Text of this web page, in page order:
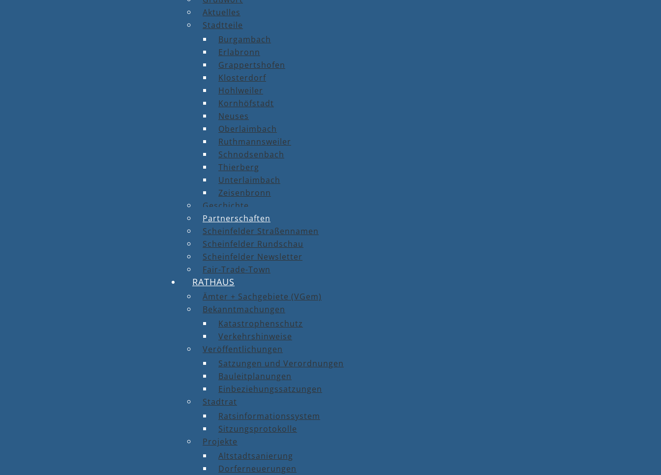
Aktuelles
Stadtteile
Burgambach
Erlabronn
Grappertshofen
Klosterdorf
Hohlweiler
Kornhöfstadt
Neuses
Oberlaimbach
Ruthmannsweiler
Schnodsenbach
Thierberg
Unterlaimbach
Zeisenbronn
Geschichte
Partnerschaften
Scheinfelder Straßennamen
Scheinfelder Rundschau
Scheinfelder Newsletter
Fair-Trade-Town
RATHAUS
Ämter + Sachgebiete (VGem)
Bekanntmachungen
Katastrophenschutz
Verkehrshinweise
Veröffentlichungen
Satzungen und Verordnungen
Bauleitplanungen
Einbeziehungssatzungen
Stadtrat
Ratsinformationssystem
Sitzungsprotokolle
Projekte
Altstadtsanierung
Dorferneuerungen